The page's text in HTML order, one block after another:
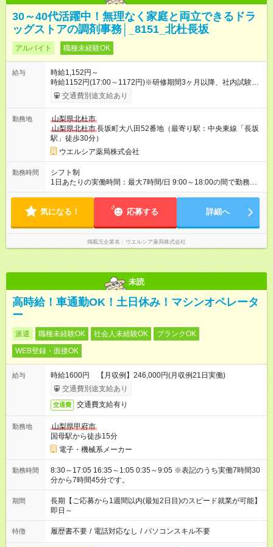
30～40代活躍中！無理なく家庭と両立できるドラ
ッグストアの調剤事務│_8151_北杜長坂
アルバイト 職種未経験OK
給与
時給1,152円～
時給1152円(17:00～1172円)※研修期間3ヶ月以降、社内試験に
よる更新判定あり 社内試験合格後、時給＋50～100円の昇給あ
り （大学生は＋20円） 試用期間あり：入社日から3ヶ月間／本
間の長さ：3ヶ月 雇用形態、給与は本採用時と同じです。
交通費別途支給あり
勤務地
山梨県北杜市
山梨県北杜市長坂町大八田52番地（最寄り駅：中央東線「長坂
駅」徒歩30分）
ウエルシア薬局株式会社
勤務時間
シフト制
1日あたりの実働時間：最大7時間/日 9:00～18:00の間で勤務時
間応相談 ☆勤務日数・曜日応相談 ☆未経験・無資格可
気になる！ 応募する 詳細へ
掲載元企業名 ウエルシア薬局株式会社
未読
高時給！車通勤OK！土日休み！マシンオペレータ
ー
派遣 職種未経験OK 社会人未経験OK
ブランクOK
WEB登録・面接OK
給与
時給1600円 【月収例】246,000円(月収例21日実働)
交通費別途支給あり
交通費 交通費支給有り
勤務地
山梨県甲府市
国母駅から徒歩15分
電子・機械系メーカー
勤務時間
8:30～17:05 16:35～1:05 0:35～9:05 ※表記のうち実働7時間30
分から7時間45分です。
期間
長期【ご応募から1週間以内(最短2日目)のスピード就業が可能】
即日～
特徴 履歴書不要 / 電話対応なし / パソコンスキル不要